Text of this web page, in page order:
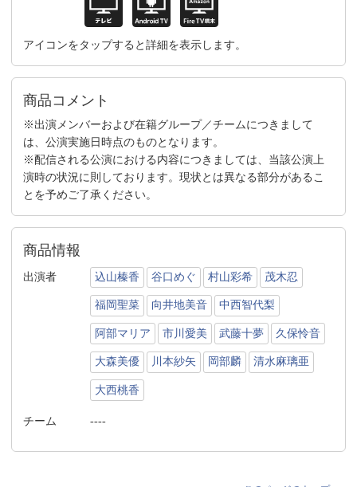
アイコンをタップすると詳細を表示します。
商品コメント
※出演メンバーおよび在籍グループ／チームにつきまして
は、公演実施日時点のものとなります。
※配信される公演における内容につきましては、当該公演上
演時の状況に則しております。現状とは異なる部分があるこ
とを予めご了承ください。
商品情報
出演者 込山榛香 谷口めぐ 村山彩希 茂木忍
福岡聖菜 向井地美音 中西智代梨
阿部マリア 市川愛美 武藤十夢 久保怜音
大森美優 川本紗矢 岡部麟 清水麻璃亜
大西桃香
チーム ----